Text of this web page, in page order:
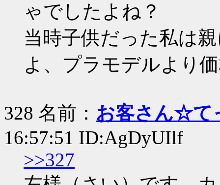
ゃでしたよね？
当時子供だった私は
よ、プラモデルより
328 名前： お客さん☆て
16:57:51 ID:AgDyUIlf
>>327